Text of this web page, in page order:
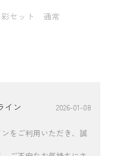
彩セット 通常
イン 2026-01-08
をご利用いただき、誠